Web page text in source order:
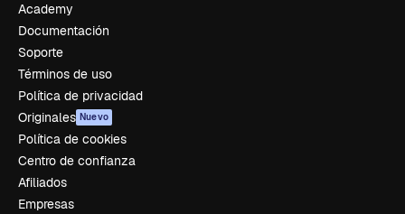
Academy
Documentación
Soporte
Términos de uso
Política de privacidad
Originales Nuevo
Política de cookies
Centro de confianza
Afiliados
Empresas